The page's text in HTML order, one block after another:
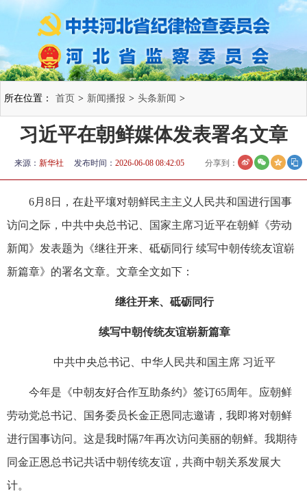
所在位置： 首页 > 新闻播报 > 头条新闻 >
习近平在朝鲜媒体发表署名文章
来源： 新华社 发布时间： 2026-06-08 08:42:05 分享到：
6月8日，在赴平壤对朝鲜民主主义人民共和国进行国事
访问之际，中共中央总书记、国家主席习近平在朝鲜《劳动
新闻》发表题为《继往开来、砥砺同行 续写中朝传统友谊崭
新篇章》的署名文章。文章全文如下：
继往开来、砥砺同行
续写中朝传统友谊崭新篇章
中共中央总书记、中华人民共和国主席 习近平
今年是《中朝友好合作互助条约》签订65周年。应朝鲜
劳动党总书记、国务委员长金正恩同志邀请，我即将对朝鲜
进行国事访问。这是我时隔7年再次访问美丽的朝鲜。我期待
同金正恩总书记共话中朝传统友谊，共商中朝关系发展大
计。